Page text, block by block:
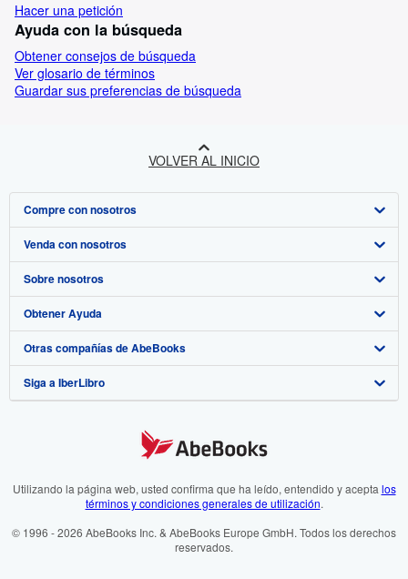
Hacer una petición
Ayuda con la búsqueda
Obtener consejos de búsqueda
Ver glosario de términos
Guardar sus preferencias de búsqueda
VOLVER AL INICIO
Compre con nosotros
Búsqueda avanzada
Colecciones
Mi cuenta
Mis pedidos
Ver carrito
Venda con nosotros
Comenzar a vender
Únase a nuestro programa de afiliados
Recomiende un vendedor
Sobre nosotros
Sobre IberLibro
Medios
Empleo
Preferencias de cookies
Aviso de cookies
Obtener Ayuda
Preguntas frecuentes y guías
Atención al Cliente
Otras compañías de AbeBooks
AbeBooks.com
AbeBooks.fr
Siga a IberLibro
Utilizando la página web, usted confirma que ha leído, entendido y acepta los
términos y condiciones generales de utilización.
© 1996 - 2026 AbeBooks Inc. & AbeBooks Europe GmbH. Todos los derechos
reservados.